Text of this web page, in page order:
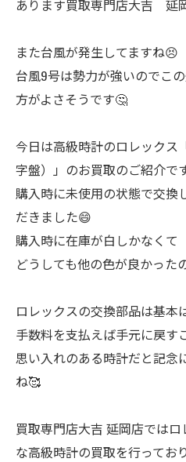
あります買取専門店大吉 延
また台風が発生してますね😣
台風9号は勢力が強いのでこ
方がよさそうです🤔
今日は高級時計のロレックス
字盤）」のお買取のご紹介です
購入時に未使用の状態で交換
だきました😄
購入時に在庫が白しかなくて
どうしても他の色が良かった
ロレックスの交換部品は基本
手数料を支払えば手元に戻す
思い入れのある時計だと記念
ね🥰
買取専門店大吉 延岡店では
な高級時計の買取を行ってお